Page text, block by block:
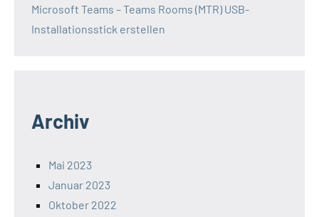
Microsoft Teams – Teams Rooms (MTR) USB-
Installationsstick erstellen
Archiv
Mai 2023
Januar 2023
Oktober 2022